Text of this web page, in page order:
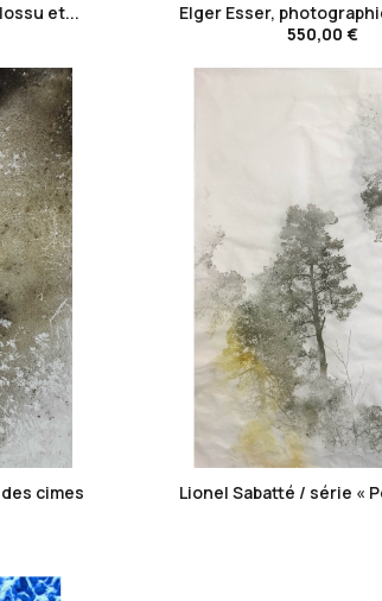
et...
Elger Esser,
550,00 €
cimes Lionel Sabatté / série «